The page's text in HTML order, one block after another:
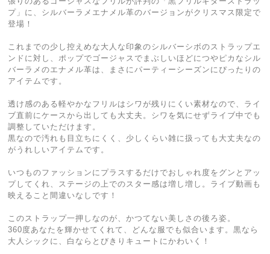
プ」に、シルバーラメエナメル革のバージョンがクリスマス限定で
登場！
これまでの少し控えめな大人な印象のシルバーシボのストラップエ
ンドに対し、ポップでゴージャスでまぶしいほどにつやピカなシル
バーラメのエナメル革は、まさにパーティーシーズンにぴったりの
アイテムです。
透け感のある軽やかなフリルはシワが残りにくい素材なので、ライ
ブ直前にケースから出しても大丈夫。シワを気にせずライブ中でも
調整していただけます。
黒なので汚れも目立ちにくく、少しくらい雑に扱っても大丈夫なの
がうれしいアイテムです。
いつものファッションにプラスするだけでおしゃれ度をグンとアッ
プしてくれ、ステージの上でのスター感は増し増し。ライブ動画も
映えること間違いなしです！
このストラップ一押しなのが、かつてない美しさの後ろ姿。
360度あなたを輝かせてくれて、どんな服でも似合います。黒なら
大人シックに、白ならとびきりキュートにかわいく！